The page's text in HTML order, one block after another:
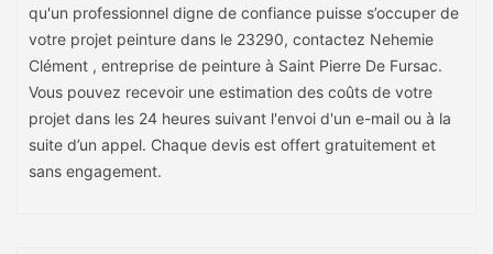
qu'un professionnel digne de confiance puisse s’occuper de
votre projet peinture dans le 23290, contactez Nehemie
Clément , entreprise de peinture à Saint Pierre De Fursac.
Vous pouvez recevoir une estimation des coûts de votre
projet dans les 24 heures suivant l'envoi d'un e-mail ou à la
suite d’un appel. Chaque devis est offert gratuitement et
sans engagement.